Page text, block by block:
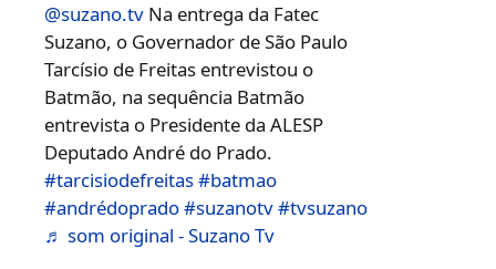
@suzano.tv Na entrega da Fatec
Suzano, o Governador de São Paulo
Tarcísio de Freitas entrevistou o
Batmão, na sequência Batmão
entrevista o Presidente da ALESP
Deputado André do Prado.
#tarcisiodefreitas#batmao
#andrédoprado#suzanotv#tvsuzano
♬ som original - Suzano Tv